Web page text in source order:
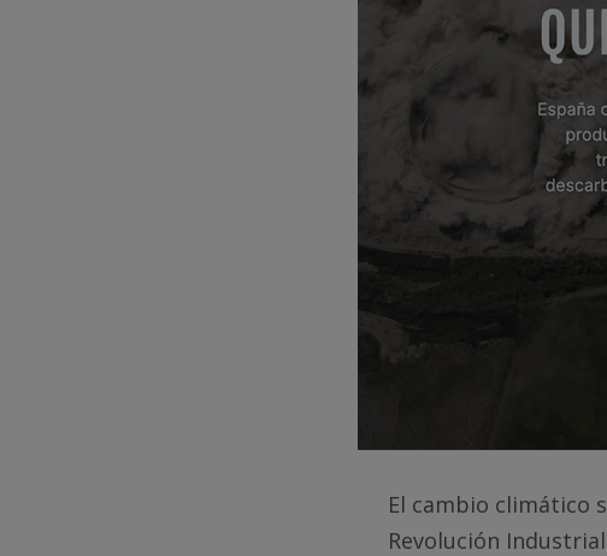
El cambio climático
Revolución